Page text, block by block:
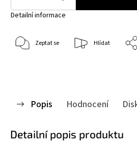
Detailní informace
Zeptat se Hlídat
Popis Hodnocení
Detailní popis produktu